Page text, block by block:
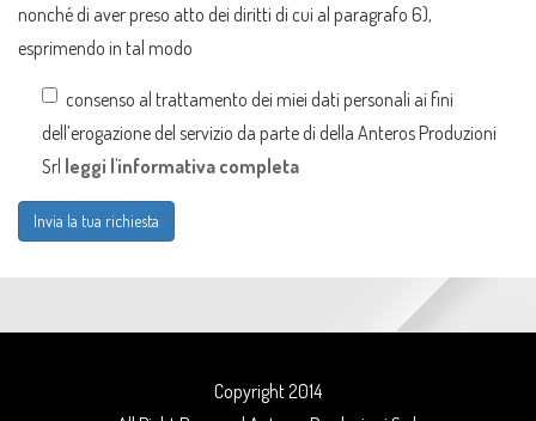
nonché di aver preso atto dei diritti di cui al paragrafo 6),
esprimendo in tal modo
consenso al trattamento dei miei dati personali ai fini
dell’erogazione del servizio da parte di della Anteros Produzioni
Srl leggi l'informativa completa
Invia la tua richiesta
Copyright 2014